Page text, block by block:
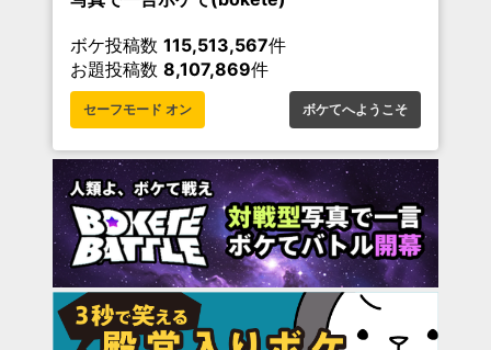
ボケ投稿数 115,513,567件
お題投稿数 8,107,869件
セーフモード オン ボケてへようこそ